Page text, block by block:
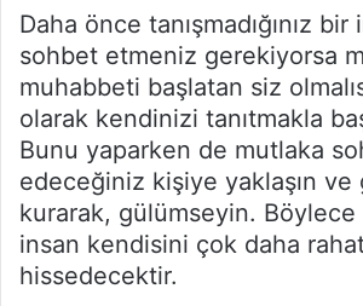
Daha önce tanışmadığınız bir
sohbet etmeniz gerekiyorsa
muhabbeti başlatan siz
olarak kendinizi tanıtmakla
Bunu yaparken de mutlaka
edeceğiniz kişiye yaklaşın ve
kurarak, gülümseyin. Böylece
insan kendisini çok daha
hissedecektir.